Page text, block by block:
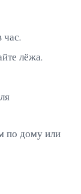
час.
лёжа.
по дому или